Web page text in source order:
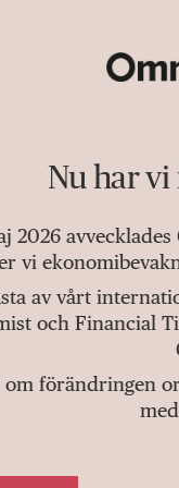
Nu har
2026
vi
av vårt
och Financial
om förändringen